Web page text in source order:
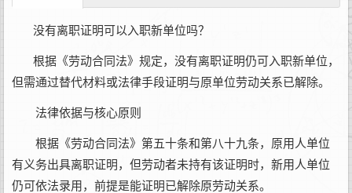
没有离职证明可以入职新单位吗？
根据《劳动合同法》规定，没有离职证明仍可入职新单位，
但需通过替代材料或法律手段证明与原单位劳动关系已解除。
‌法律依据与核心原则‌
根据《劳动合同法》第五十条和第八十九条，原用人单位
有义务出具离职证明，但劳动者未持有该证明时，新用人单位
仍可依法录用，前提是能证明已解除原劳动关系。‌‌